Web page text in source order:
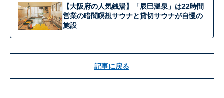
【大阪府の人気銭湯】「辰巳温泉」は22時間
営業の暗闇瞑想サウナと貸切サウナが自慢の
施設
記事に戻る